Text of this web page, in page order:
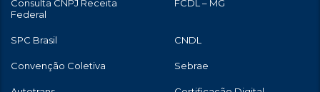
Consulta CNPJ Receita
Federal
FCDL – MG
SPC Brasil CNDL
Convenção Coletiva Sebrae